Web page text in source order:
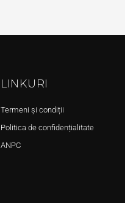
LINKURI
Termeni și condiții
Politica de confidențialitate
ANPC